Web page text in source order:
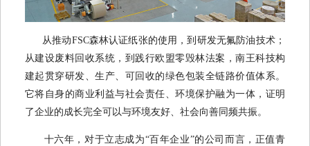
从推动FSC森林认证纸张的使用，到研发无氟防油技术；
从建设废料回收系统，到践行欧盟零毁林法案，南王科技构
建起贯穿研发、生产、可回收的绿色包装全链路价值体系。
它将自身的商业利益与社会责任、环境保护融为一体，证明
了企业的成长完全可以与环境友好、社会向善同频共振。
十六年，对于立志成为“百年企业”的公司而言，正值青